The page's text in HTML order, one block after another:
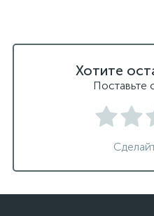
Хотите
Поставьте